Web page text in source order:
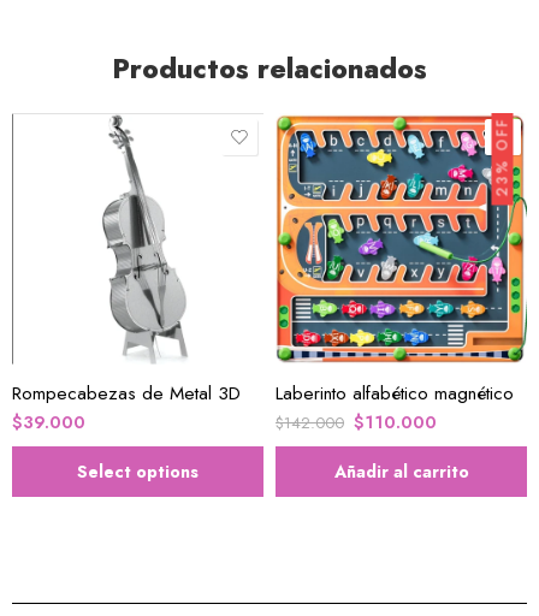
Productos relacionados
Rompecabezas de Metal 3D
$39.000
6
Select options
23% OFF
Laberinto alfabético magnético
$142.000 $110.000
Añadir al carrito